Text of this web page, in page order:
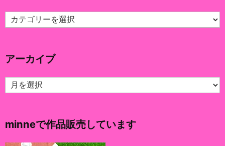
カ
テ
ー
アーカイブ
ア
ー
ブ
minneで作品販売しています